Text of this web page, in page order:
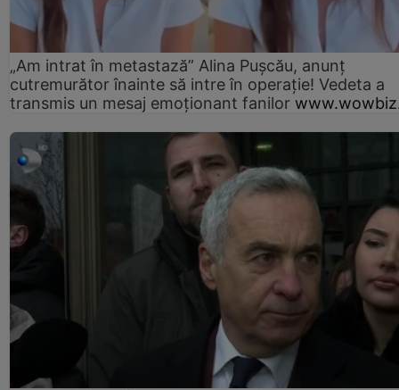
„Am intrat în metastază” Alina Pușcău, anunț
cutremurător înainte să intre în operație! Vedeta a
transmis un mesaj emoționant fanilor